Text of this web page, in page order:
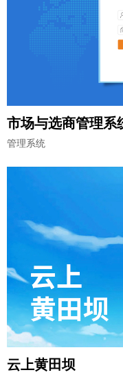
市场与选商管理系
管理系统
云上黄田坝